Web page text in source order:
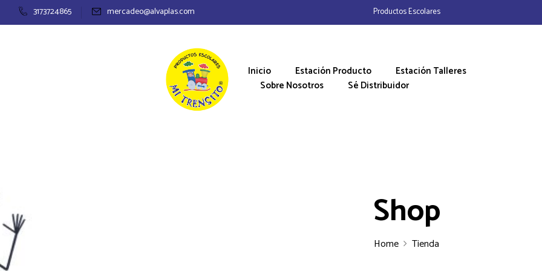
3173724865 mercadeo@alvaplas.com Productos Escolares
Inicio Estación Producto
Estación Talleres
Sobre Nosotros
Sé Distribuidor
Shop
Home Tienda